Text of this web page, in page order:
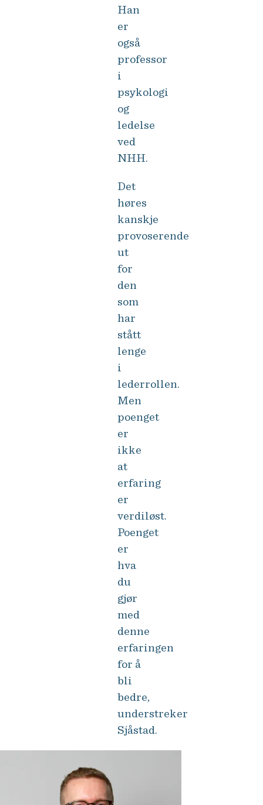
Han
er
også
professor
i
psykologi
og
ledelse
ved
NHH.
Det
høres
kanskje
provoserende
ut
for
den
som
har
stått
lenge
i
lederrollen.
Men
poenget
er
ikke
at
erfaring
er
verdiløst.
Poenget
er
hva
du
gjør
med
denne
erfaringen
for å
bli
bedre,
understreker
Sjåstad.